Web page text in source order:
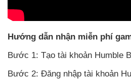
Hướng dẫn nhận miễn phí
Bước 1: Tạo tài khoản Humble
Bước 2: Đăng nhập tài khoản